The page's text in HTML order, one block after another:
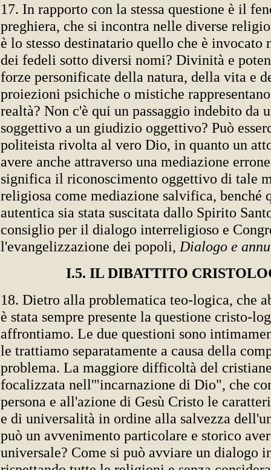
17. In rapporto con la stessa questione è il
preghiera, che si incontra nelle diverse
è lo stesso destinatario quello che è invocato
dei fedeli sotto diversi nomi? Divinità e
forze personificate della natura, della vita e
proiezioni psichiche o mistiche
realtà? Non c'è qui un passaggio indebito da
soggettivo a un giudizio oggettivo? Può
politeista rivolta al vero Dio, in quanto un
avere anche attraverso una mediazione
significa il riconoscimento oggettivo di tale
religiosa come mediazione salvifica, benché
autentica sia stata suscitata dallo Spirito
consiglio per il dialogo interreligioso e
l'evangelizzazione dei popoli, Dialogo e
I.5. IL DIBATTITO
18. Dietro alla problematica teo-logica, che
è stata sempre presente la questione cristo-
affrontiamo. Le due questioni sono
le trattiamo separatamente a causa della
problema. La maggiore difficoltà del
focalizzata nell'"incarnazione di Dio", che
persona e all'azione di Gesù Cristo le
e di universalità in ordine alla salvezza
può un avvenimento particolare e storico
universale? Come si può avviare un dialogo